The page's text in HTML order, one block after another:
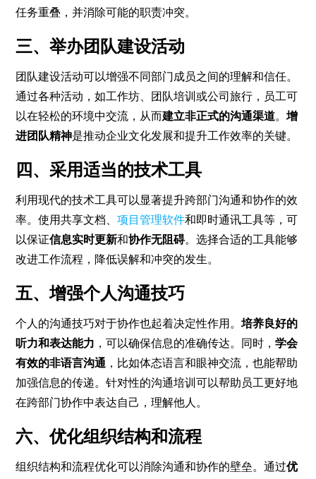
任务重叠，并消除可能的职责冲突。
三、举办团队建设活动
团队建设活动可以增强不同部门成员之间的理解和信任。
通过各种活动，如工作坊、团队培训或公司旅行，员工可
以在轻松的环境中交流，从而建立非正式的沟通渠道。增
进团队精神是推动企业文化发展和提升工作效率的关键。
四、采用适当的技术工具
利用现代的技术工具可以显著提升跨部门沟通和协作的效
率。使用共享文档、项目管理软件和即时通讯工具等，可
以保证信息实时更新和协作无阻碍。选择合适的工具能够
改进工作流程，降低误解和冲突的发生。
五、增强个人沟通技巧
个人的沟通技巧对于协作也起着决定性作用。培养良好的
听力和表达能力 ，可以确保信息的准确传达。同时，学会
有效的非语言沟通 ，比如体态语言和眼神交流，也能帮助
加强信息的传递。针对性的沟通培训可以帮助员工更好地
在跨部门协作中表达自己，理解他人。
六、优化组织结构和流程
组织结构和流程优化可以消除沟通和协作的壁垒。通过优